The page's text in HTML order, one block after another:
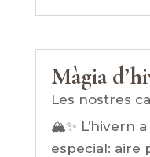
Màgia
Les nostres
🏔️✨ L’hivern
especial: aire